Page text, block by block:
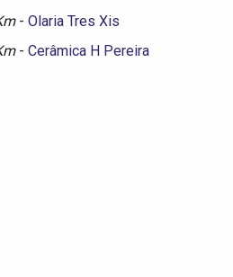
- Olaria Tres Xis
- Cerâmica H Pereira